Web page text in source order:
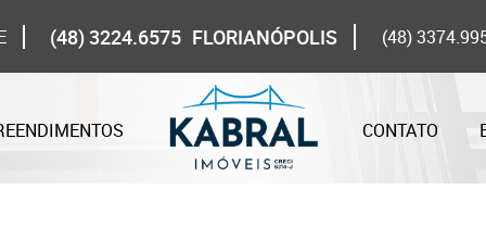
(48) 3224.6575 FLORIANÓPOLIS (48)
CONTATO